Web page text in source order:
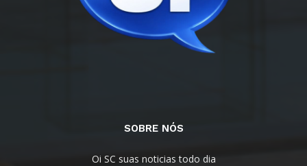
SOBRE NÓS
Oi SC suas noticias todo dia